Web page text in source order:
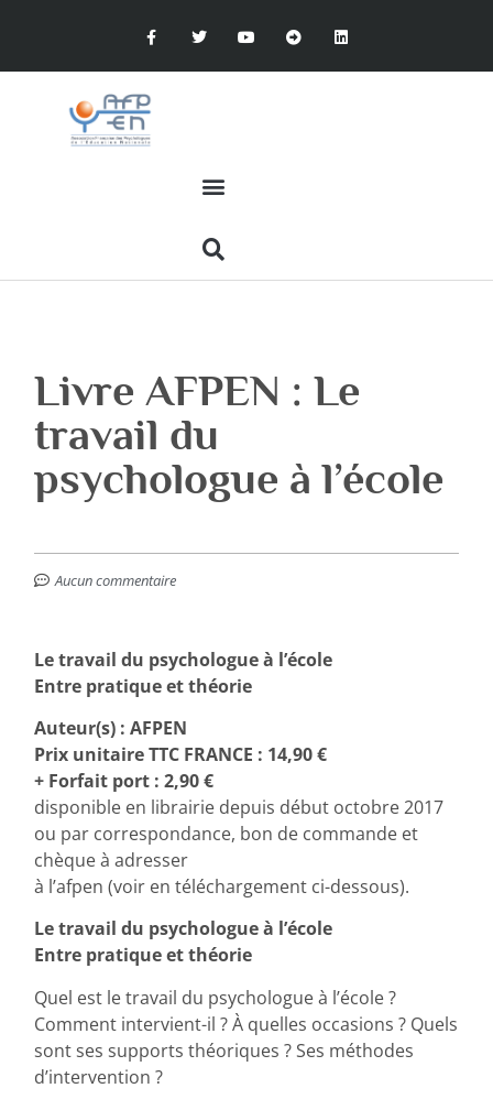
Livre AFPEN : Le
travail du
psychologue à l’école
Aucun commentaire
Le travail du psychologue à l’école
Entre pratique et théorie
Auteur(s) : AFPEN
Prix unitaire TTC FRANCE : 14,90 €
+ Forfait port : 2,90 €
disponible en librairie depuis début octobre 2017
ou par correspondance, bon de commande et
chèque à adresser
à l’afpen (voir en téléchargement ci-dessous).
Le travail du psychologue à l’école
Entre pratique et théorie
Quel est le travail du psychologue à l’école ?
Comment intervient-il ? À quelles occasions ? Quels
sont ses supports théoriques ? Ses méthodes
d’intervention ?